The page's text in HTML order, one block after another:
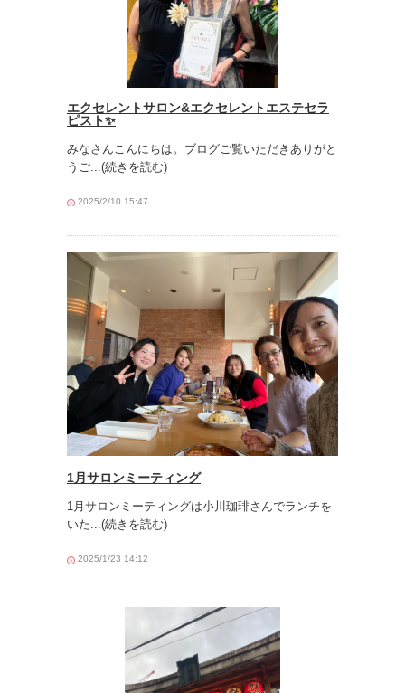
エクセレントサロン&エクセレントエステセラ
ピスト✨
みなさんこんにちは。ブログご覧いただきありがと
うご...(続きを読む)
2025/2/10 15:47
1月サロンミーティング
1月サロンミーティングは小川珈琲さんでランチを
いた...(続きを読む)
2025/1/23 14:12